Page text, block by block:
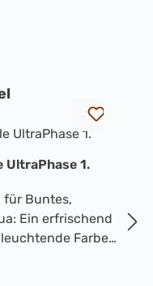
UltraPhase 1.
Buntes,